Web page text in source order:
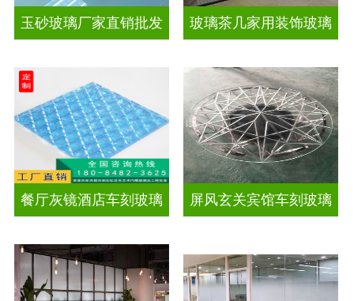
玉砂玻璃厂家直销批发 玻璃茶几家用装饰玻璃
餐厅灰镜酒店车刻玻璃 屏风玄关宾馆车刻玻璃